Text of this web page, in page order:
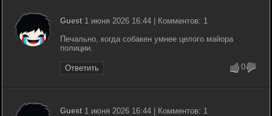
Guest1 июня 2026 16:44 | Комментов: 1
Печально, когда собакен умнее целого майора
полиции.
Ответить 0
Guest1 июня 2026 16:44 | Комментов: 1